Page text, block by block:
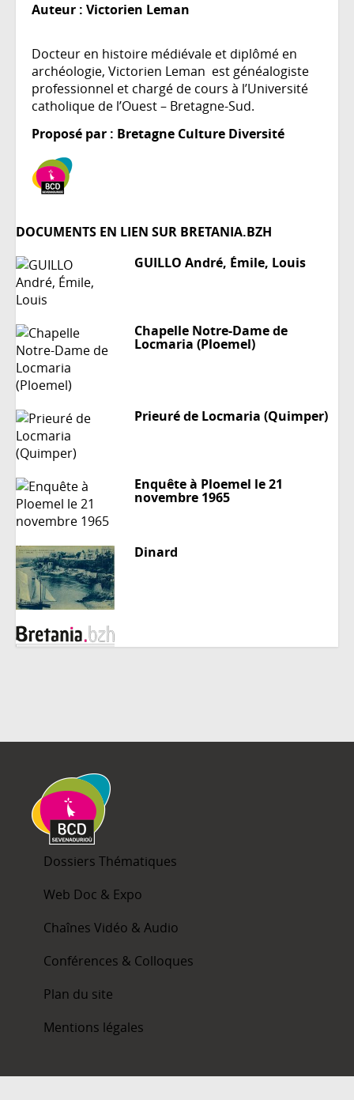
Auteur : Victorien Leman
Docteur en histoire médiévale et diplômé en
archéologie, Victorien Leman est généalogiste
professionnel et chargé de cours à l’Université
catholique de l’Ouest – Bretagne-Sud.
Proposé par : Bretagne Culture Diversité
DOCUMENTS EN LIEN SUR BRETANIA.BZH
GUILLO André, Émile, Louis
Chapelle Notre-Dame de
Locmaria (Ploemel)
Prieuré de Locmaria (Quimper)
Enquête à Ploemel le 21
novembre 1965
Dinard
Dossiers Thématiques
Web Doc & Expo
Chaînes Vidéo & Audio
Conférences & Colloques
Plan du site
Mentions légales